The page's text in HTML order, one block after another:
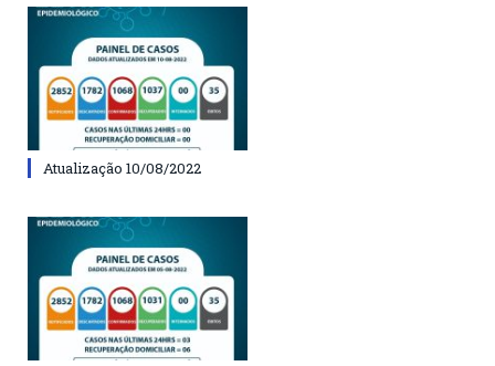
Atualização 10/08/2022